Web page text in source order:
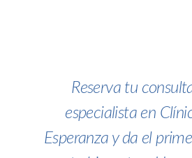
Reserva tu
especialista en
Esperanza y da el